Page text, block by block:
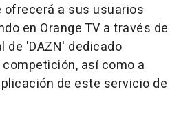
ofrecerá a sus usuarios
en Orange TV a través de
de 'DAZN' dedicado
así como a
de este servicio de